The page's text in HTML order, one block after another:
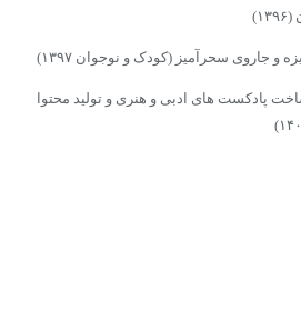
و جاروی سحرآمیز (کودک و نوجوان ۱۳۹۷)
پادکست های ادبی و هنری و تولید محتوا